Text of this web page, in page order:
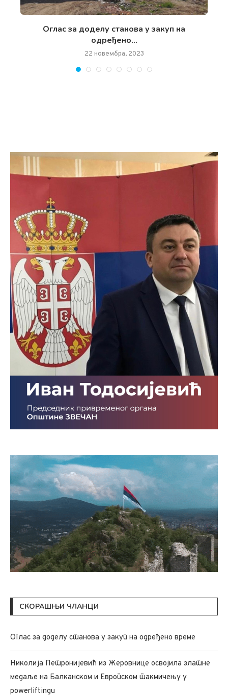
Oглас за доделу станова у закуп на
одређено...
22 новембра, 2023
СКОРАШЊИ ЧЛАНЦИ
Oглас за доделу станова у закуп на одређено време
Николија Петронијевић из Жеровнице освојила златне
медаље на Балканском и Европском такмичењу у
powerliftingu